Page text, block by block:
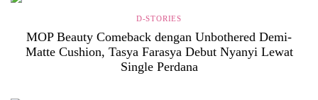
D-STORIES
MOP Beauty Comeback dengan Unbothered Demi-
Matte Cushion, Tasya Farasya Debut Nyanyi Lewat
Single Perdana